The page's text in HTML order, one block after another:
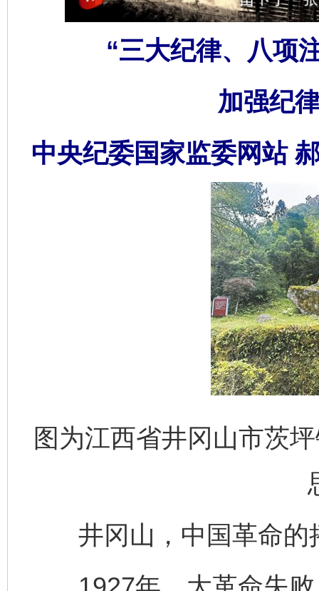
“三大纪律、八项
加强纪
中央纪委国家监委网站
图为江西省井冈山市茨
井冈山，中国革命的